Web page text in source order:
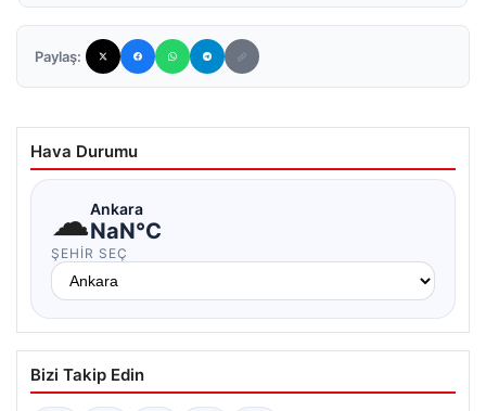
Paylaş:
Hava Durumu
☁Ankara
NaN°C
ŞEHIR SEÇ
Bizi Takip Edin